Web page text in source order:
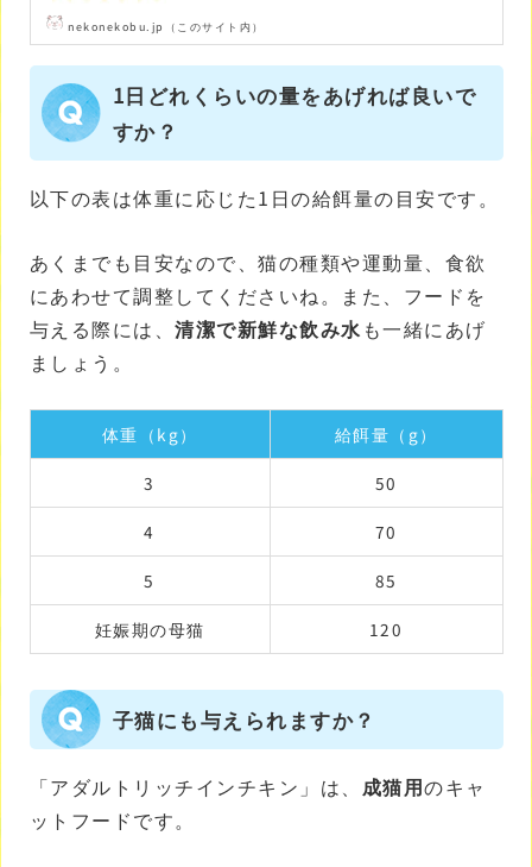
nekonekobu.jp（このサイト内）
1日どれくらいの量をあげれば良いで
すか？
以下の表は体重に応じた1日の給餌量の目安です。
あくまでも目安なので、猫の種類や運動量、食欲
にあわせて調整してくださいね。また、フードを
与える際には、 清潔で新鮮な飲み水 も一緒にあげ
ましょう。
体重（kg） 給餌量（g）
3 50
4 70
5 85
妊娠期の母猫 120
子猫にも与えられますか？
「アダルトリッチインチキン」は、 成猫用のキャ
ットフードです。